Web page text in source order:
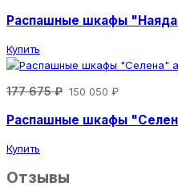
Распашные шкафы
Купить
177 675 ₽ 150 050 ₽
Распашные шкафы
Купить
Отзывы